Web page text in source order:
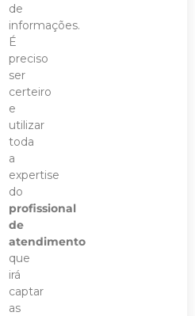
de
informações.
É
preciso
ser
certeiro
e
utilizar
toda
a
expertise
do
profissional
de
atendimento
que
irá
captar
as